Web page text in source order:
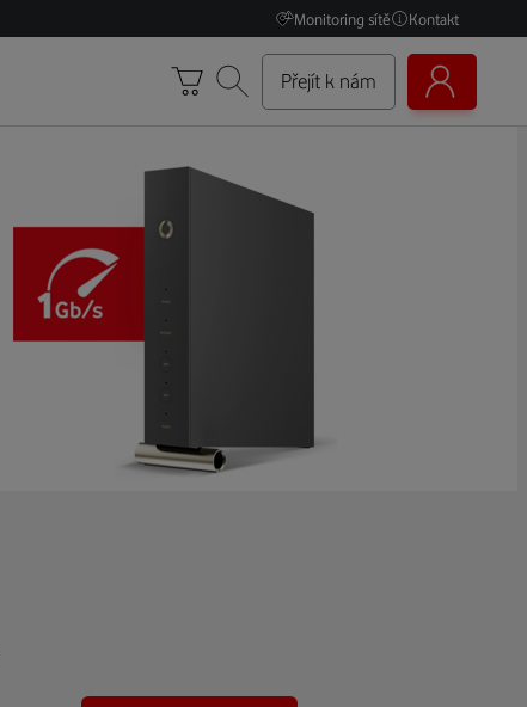
Monitoring sítě Kontakt
Přejít k nám